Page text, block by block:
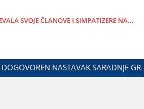
SVOЈE ČLANOVE I SIMPATIZERE NA...
DALIBOR MARKOVIĆ NA